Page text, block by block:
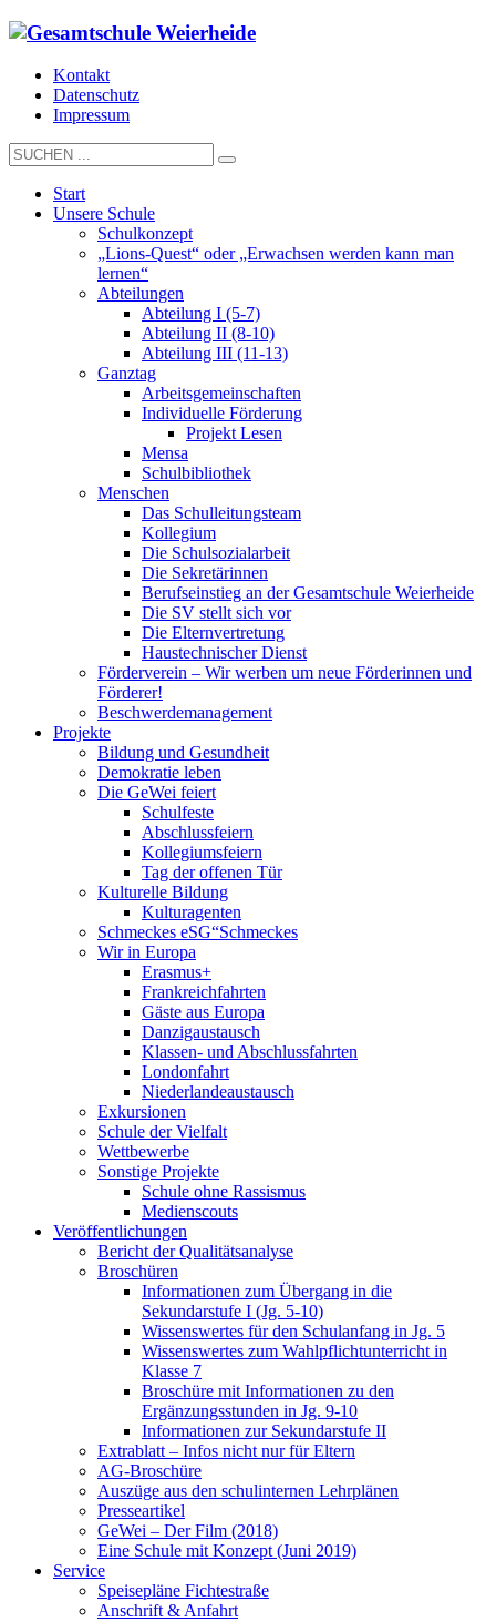
Kontakt
Datenschutz
Impressum
Start
Unsere Schule
Schulkonzept
„Lions-Quest“ oder „Erwachsen werden kann man
lernen“
Abteilungen
Abteilung I (5-7)
Abteilung II (8-10)
Abteilung III (11-13)
Ganztag
Arbeitsgemeinschaften
Individuelle Förderung
Projekt Lesen
Mensa
Schulbibliothek
Menschen
Das Schulleitungsteam
Kollegium
Die Schulsozialarbeit
Die Sekretärinnen
Berufseinstieg an der Gesamtschule Weierheide
Die SV stellt sich vor
Die Elternvertretung
Haustechnischer Dienst
Förderverein – Wir werben um neue Förderinnen und
Förderer!
Beschwerdemanagement
Projekte
Bildung und Gesundheit
Demokratie leben
Die GeWei feiert
Schulfeste
Abschlussfeiern
Kollegiumsfeiern
Tag der offenen Tür
Kulturelle Bildung
Kulturagenten
Schmeckes eSG“Schmeckes
Wir in Europa
Erasmus+
Frankreichfahrten
Gäste aus Europa
Danzigaustausch
Klassen- und Abschlussfahrten
Londonfahrt
Niederlandeaustausch
Exkursionen
Schule der Vielfalt
Wettbewerbe
Sonstige Projekte
Schule ohne Rassismus
Medienscouts
Veröffentlichungen
Bericht der Qualitätsanalyse
Broschüren
Informationen zum Übergang in die
Sekundarstufe I (Jg. 5-10)
Wissenswertes für den Schulanfang in Jg. 5
Wissenswertes zum Wahlpflichtunterricht in
Klasse 7
Broschüre mit Informationen zu den
Ergänzungsstunden in Jg. 9-10
Informationen zur Sekundarstufe II
Extrablatt – Infos nicht nur für Eltern
AG-Broschüre
Auszüge aus den schulinternen Lehrplänen
Presseartikel
GeWei – Der Film (2018)
Eine Schule mit Konzept (Juni 2019)
Service
Speisepläne Fichtestraße
Anschrift & Anfahrt